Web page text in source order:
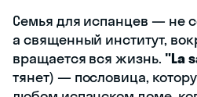
Семья для испанцев — не
а священный институт,
вращается вся жизнь. "La
тянет) — пословица,